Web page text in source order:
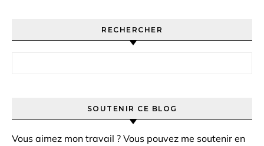
RECHERCHER
SOUTENIR CE BLOG
Vous aimez mon travail ? Vous pouvez me soutenir en